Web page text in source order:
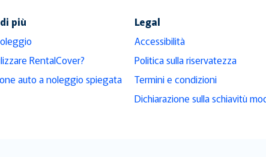
più
RentalCover?
auto a noleggio spiegata
Legal
Accessibilità
Politica sulla riservatezza
Termini e condizioni
Dichiarazione sulla schiavitù